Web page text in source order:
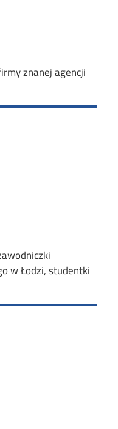
znanej agencji
w Łodzi, studentki